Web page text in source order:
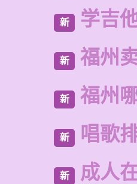
新 学吉
新 福州
新 福州
新 唱歌
新 成人